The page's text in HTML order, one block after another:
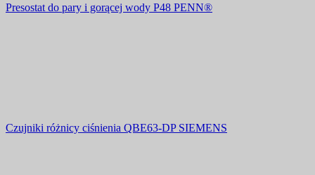
Presostat do pary i gorącej wody P48 PENN®
Czujniki różnicy ciśnienia QBE63-DP SIEMENS